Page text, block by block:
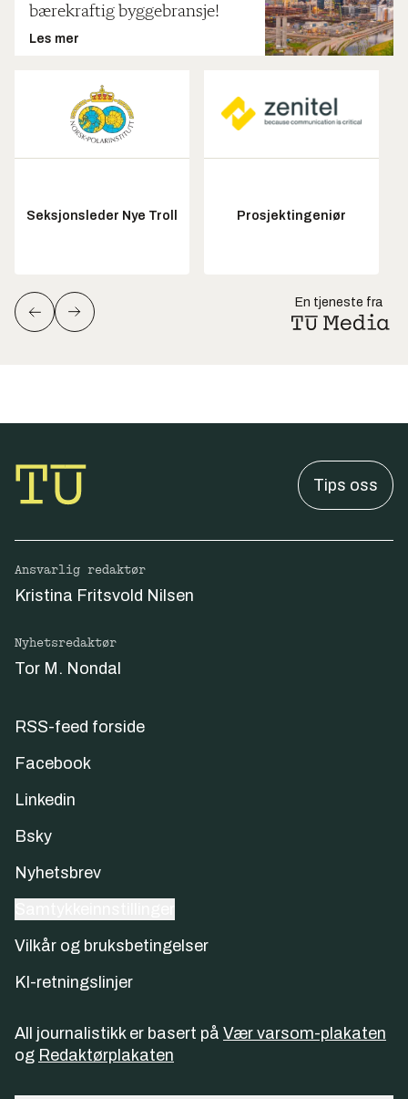
bærekraftig byggebransje!
Les mer
Seksjonsleder Nye Troll Prosjektingeniør
En tjeneste fra
Tips oss
Ansvarlig redaktør
Kristina Fritsvold Nilsen
Nyhetsredaktør
Tor M. Nondal
RSS-feed forside
Facebook
Linkedin
Bsky
Nyhetsbrev
Vilkår og bruksbetingelser
KI-retningslinjer
All journalistikk er basert på Vær varsom-plakaten
og Redaktørplakaten